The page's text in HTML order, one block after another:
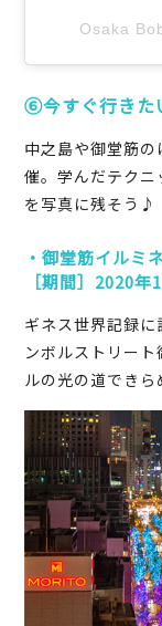
Osaka
⑥今すぐ行きた
中之島や御堂筋
催。学んだテク
を写真に残そう♪
・御堂筋イルミ
［期間］2020
ギネス世界記録
ンボルストリー
ルの光の道でき